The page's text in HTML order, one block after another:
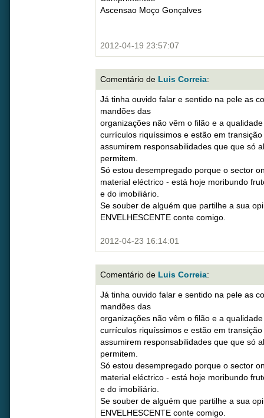
Ascensao Moço Gonçalves
2012-04-19 23:57:07
Comentário de Luis Correia:
Já tinha ouvido falar e sentido na pele as
mandões das
organizações não vêm o filão e a
currículos riquíssimos e estão em
assumirem responsabilidades que que só
permitem.
Só estou desempregado porque o sector
material eléctrico - está hoje moribundo
e do imobiliário.
Se souber de alguém que partilhe a sua
ENVELHESCENTE conte comigo.
2012-04-23 16:14:01
Comentário de Luis Correia:
Já tinha ouvido falar e sentido na pele as
mandões das
organizações não vêm o filão e a
currículos riquíssimos e estão em
assumirem responsabilidades que que só
permitem.
Só estou desempregado porque o sector
material eléctrico - está hoje moribundo
e do imobiliário.
Se souber de alguém que partilhe a sua
ENVELHESCENTE conte comigo.